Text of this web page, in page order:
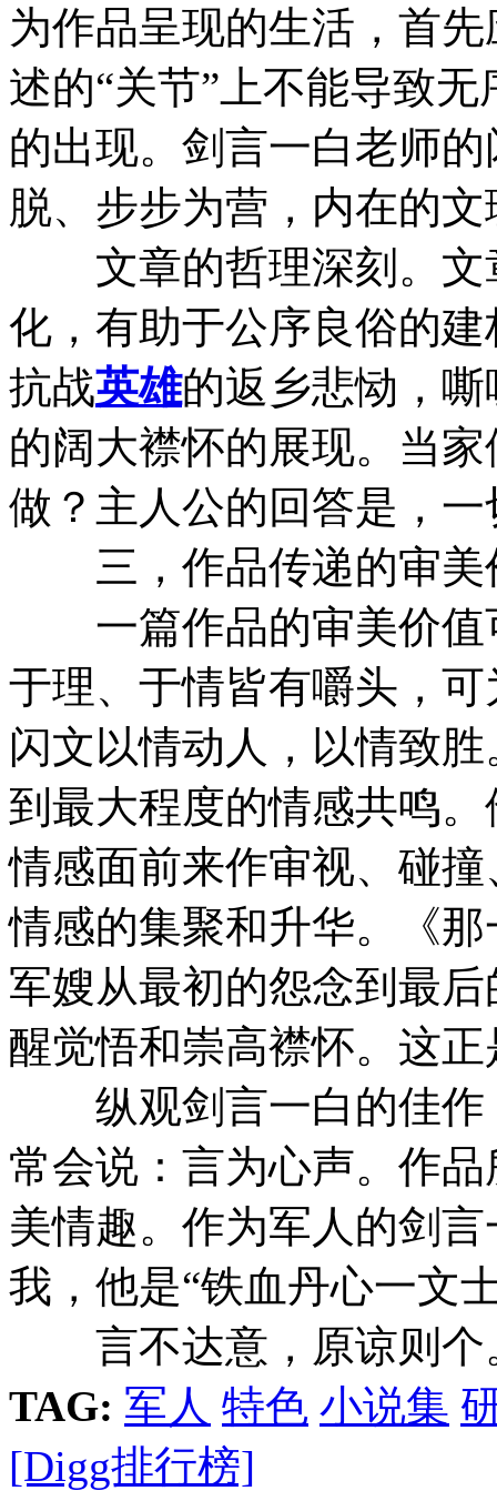
为作品呈现的生活，首
述的“关节”上不能导致
的出现。剑言一白老师
脱、步步为营，内在的
文章的哲理深刻。文
化，有助于公序良俗的
抗战英雄的返乡悲恸，
的阔大襟怀的展现。当
做？主人公的回答是，
三，作品传递的审美
一篇作品的审美价值
于理、于情皆有嚼头，
闪文以情动人，以情致
到最大程度的情感共鸣
情感面前来作审视、碰
情感的集聚和升华。《
军嫂从最初的怨念到最
醒觉悟和崇高襟怀。这
纵观剑言一白的佳作
常会说：言为心声。作
美情趣。作为军人的剑
我，他是“铁血丹心一文
言不达意，原谅则个
TAG: 军人 特色 小说集
[Digg排行榜]